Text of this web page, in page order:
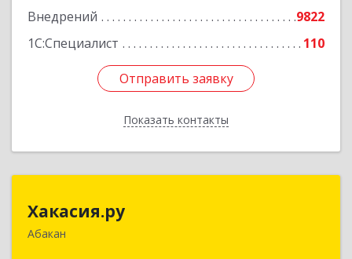
Внедрений
9822
1С:Специалист
110
Отправить заявку
Показать контакты
Подробнее
Отправить заявку
Назад
Хакасия.ру
Абакан
655017, Хакасия Респ, Абакан г, Вяткина ул, дом